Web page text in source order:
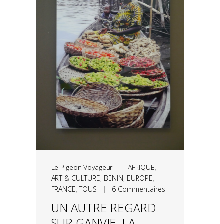
Le Pigeon Voyageur| AFRIQUE,
ART & CULTURE, BENIN, EUROPE,
FRANCE,TOUS | 6 Commentaires
UN AUTRE REGARD